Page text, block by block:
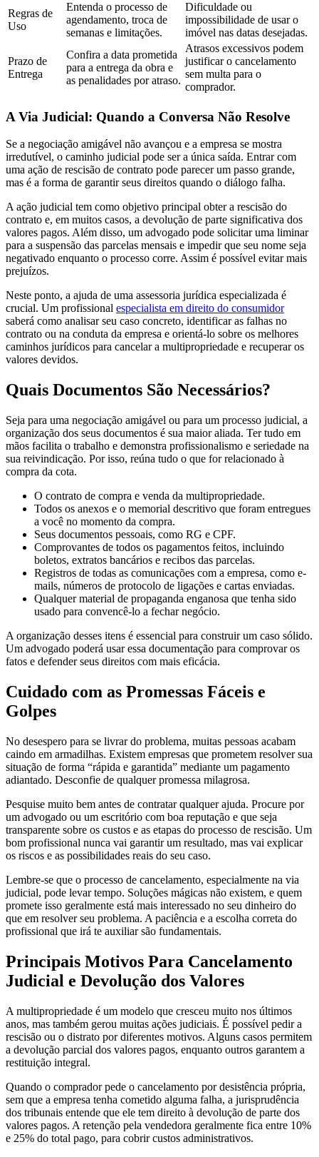
Regras de
Uso
Entenda o processo de
agendamento, troca de
semanas e limitações.
Dificuldade ou
impossibilidade de usar o
imóvel nas datas desejadas.
Prazo de
Entrega
Confira a data prometida
para a entrega da obra e
as penalidades por atraso.
Atrasos excessivos podem
justificar o cancelamento
sem multa para o
comprador.
A Via Judicial: Quando a Conversa Não Resolve
Se a negociação amigável não avançou e a empresa se mostra
irredutível, o caminho judicial pode ser a única saída. Entrar com
uma ação de rescisão de contrato pode parecer um passo grande,
mas é a forma de garantir seus direitos quando o diálogo falha.
A ação judicial tem como objetivo principal obter a rescisão do
contrato e, em muitos casos, a devolução de parte significativa dos
valores pagos. Além disso, um advogado pode solicitar uma liminar
para a suspensão das parcelas mensais e impedir que seu nome seja
negativado enquanto o processo corre. Assim é possível evitar mais
prejuízos.
Neste ponto, a ajuda de uma assessoria jurídica especializada é
crucial. Um profissional especialista em direito do consumidor
saberá como analisar seu caso concreto, identificar as falhas no
contrato ou na conduta da empresa e orientá-lo sobre os melhores
caminhos jurídicos para cancelar a multipropriedade e recuperar os
valores devidos.
Quais Documentos São Necessários?
Seja para uma negociação amigável ou para um processo judicial, a
organização dos seus documentos é sua maior aliada. Ter tudo em
mãos facilita o trabalho e demonstra profissionalismo e seriedade na
sua reivindicação. Por isso, reúna tudo o que for relacionado à
compra da cota.
O contrato de compra e venda da multipropriedade.
Todos os anexos e o memorial descritivo que foram entregues
a você no momento da compra.
Seus documentos pessoais, como RG e CPF.
Comprovantes de todos os pagamentos feitos, incluindo
boletos, extratos bancários e recibos das parcelas.
Registros de todas as comunicações com a empresa, como e-
mails, números de protocolo de ligações e cartas enviadas.
Qualquer material de propaganda enganosa que tenha sido
usado para convencê-lo a fechar negócio.
A organização desses itens é essencial para construir um caso sólido.
Um advogado poderá usar essa documentação para comprovar os
fatos e defender seus direitos com mais eficácia.
Cuidado com as Promessas Fáceis e
Golpes
No desespero para se livrar do problema, muitas pessoas acabam
caindo em armadilhas. Existem empresas que prometem resolver sua
situação de forma “rápida e garantida” mediante um pagamento
adiantado. Desconfie de qualquer promessa milagrosa.
Pesquise muito bem antes de contratar qualquer ajuda. Procure por
um advogado ou um escritório com boa reputação e que seja
transparente sobre os custos e as etapas do processo de rescisão. Um
bom profissional nunca vai garantir um resultado, mas vai explicar
os riscos e as possibilidades reais do seu caso.
Lembre-se que o processo de cancelamento, especialmente na via
judicial, pode levar tempo. Soluções mágicas não existem, e quem
promete isso geralmente está mais interessado no seu dinheiro do
que em resolver seu problema. A paciência e a escolha correta do
profissional que irá te auxiliar são fundamentais.
Principais Motivos Para Cancelamento
Judicial e Devolução dos Valores
A multipropriedade é um modelo que cresceu muito nos últimos
anos, mas também gerou muitas ações judiciais. É possível pedir a
rescisão ou o distrato por diferentes motivos. Alguns casos permitem
a devolução parcial dos valores pagos, enquanto outros garantem a
restituição integral.
Quando o comprador pede o cancelamento por desistência própria,
sem que a empresa tenha cometido alguma falha, a jurisprudência
dos tribunais entende que ele tem direito à devolução de parte dos
valores pagos. A retenção pela vendedora geralmente fica entre 10%
e 25% do total pago, para cobrir custos administrativos.